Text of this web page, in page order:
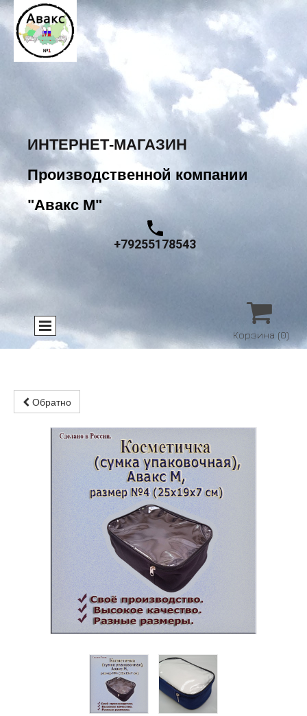
ИНТЕРНЕТ-МАГАЗИН
Производственной компании
"Авакс М"
+79255178543

Корзина (0)
Обратно